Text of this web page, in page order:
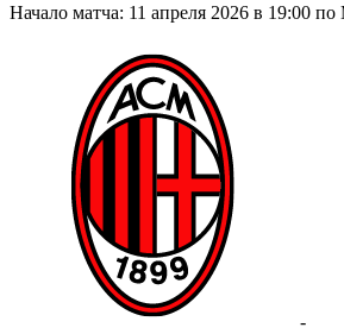
Начало матча: 11 апреля 2026 в 19:00 по
-